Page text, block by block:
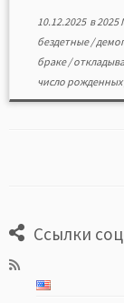
10.12.2025в2025
бездетные/
браке/
число рожденных
Ссылки